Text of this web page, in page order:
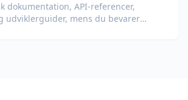
dokumentation, API-referencer,
udviklerguider, mens du bevarer